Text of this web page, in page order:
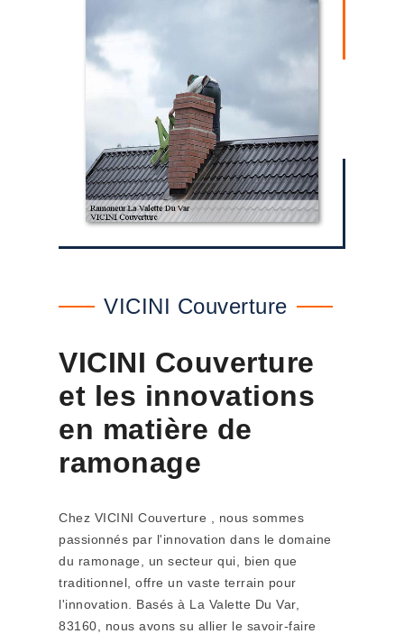
VICINI Couverture
VICINI Couverture
et les innovations
en matière de
ramonage
Chez VICINI Couverture , nous sommes
passionnés par l'innovation dans le domaine
du ramonage, un secteur qui, bien que
traditionnel, offre un vaste terrain pour
l'innovation. Basés à La Valette Du Var,
83160, nous avons su allier le savoir-faire